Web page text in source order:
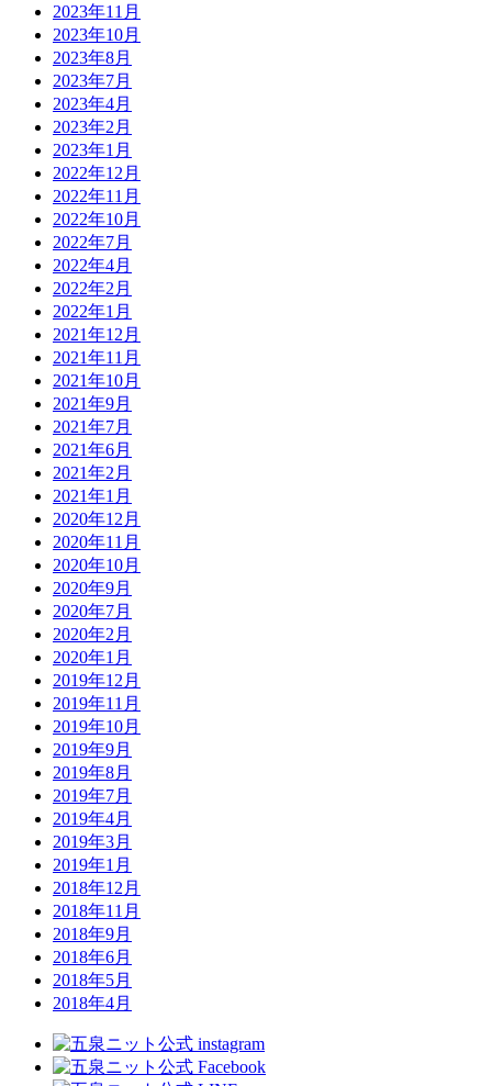
2023年11月
2023年10月
2023年8月
2023年7月
2023年4月
2023年2月
2023年1月
2022年12月
2022年11月
2022年10月
2022年7月
2022年4月
2022年2月
2022年1月
2021年12月
2021年11月
2021年10月
2021年9月
2021年7月
2021年6月
2021年2月
2021年1月
2020年12月
2020年11月
2020年10月
2020年9月
2020年7月
2020年2月
2020年1月
2019年12月
2019年11月
2019年10月
2019年9月
2019年8月
2019年7月
2019年4月
2019年3月
2019年1月
2018年12月
2018年11月
2018年9月
2018年6月
2018年5月
2018年4月